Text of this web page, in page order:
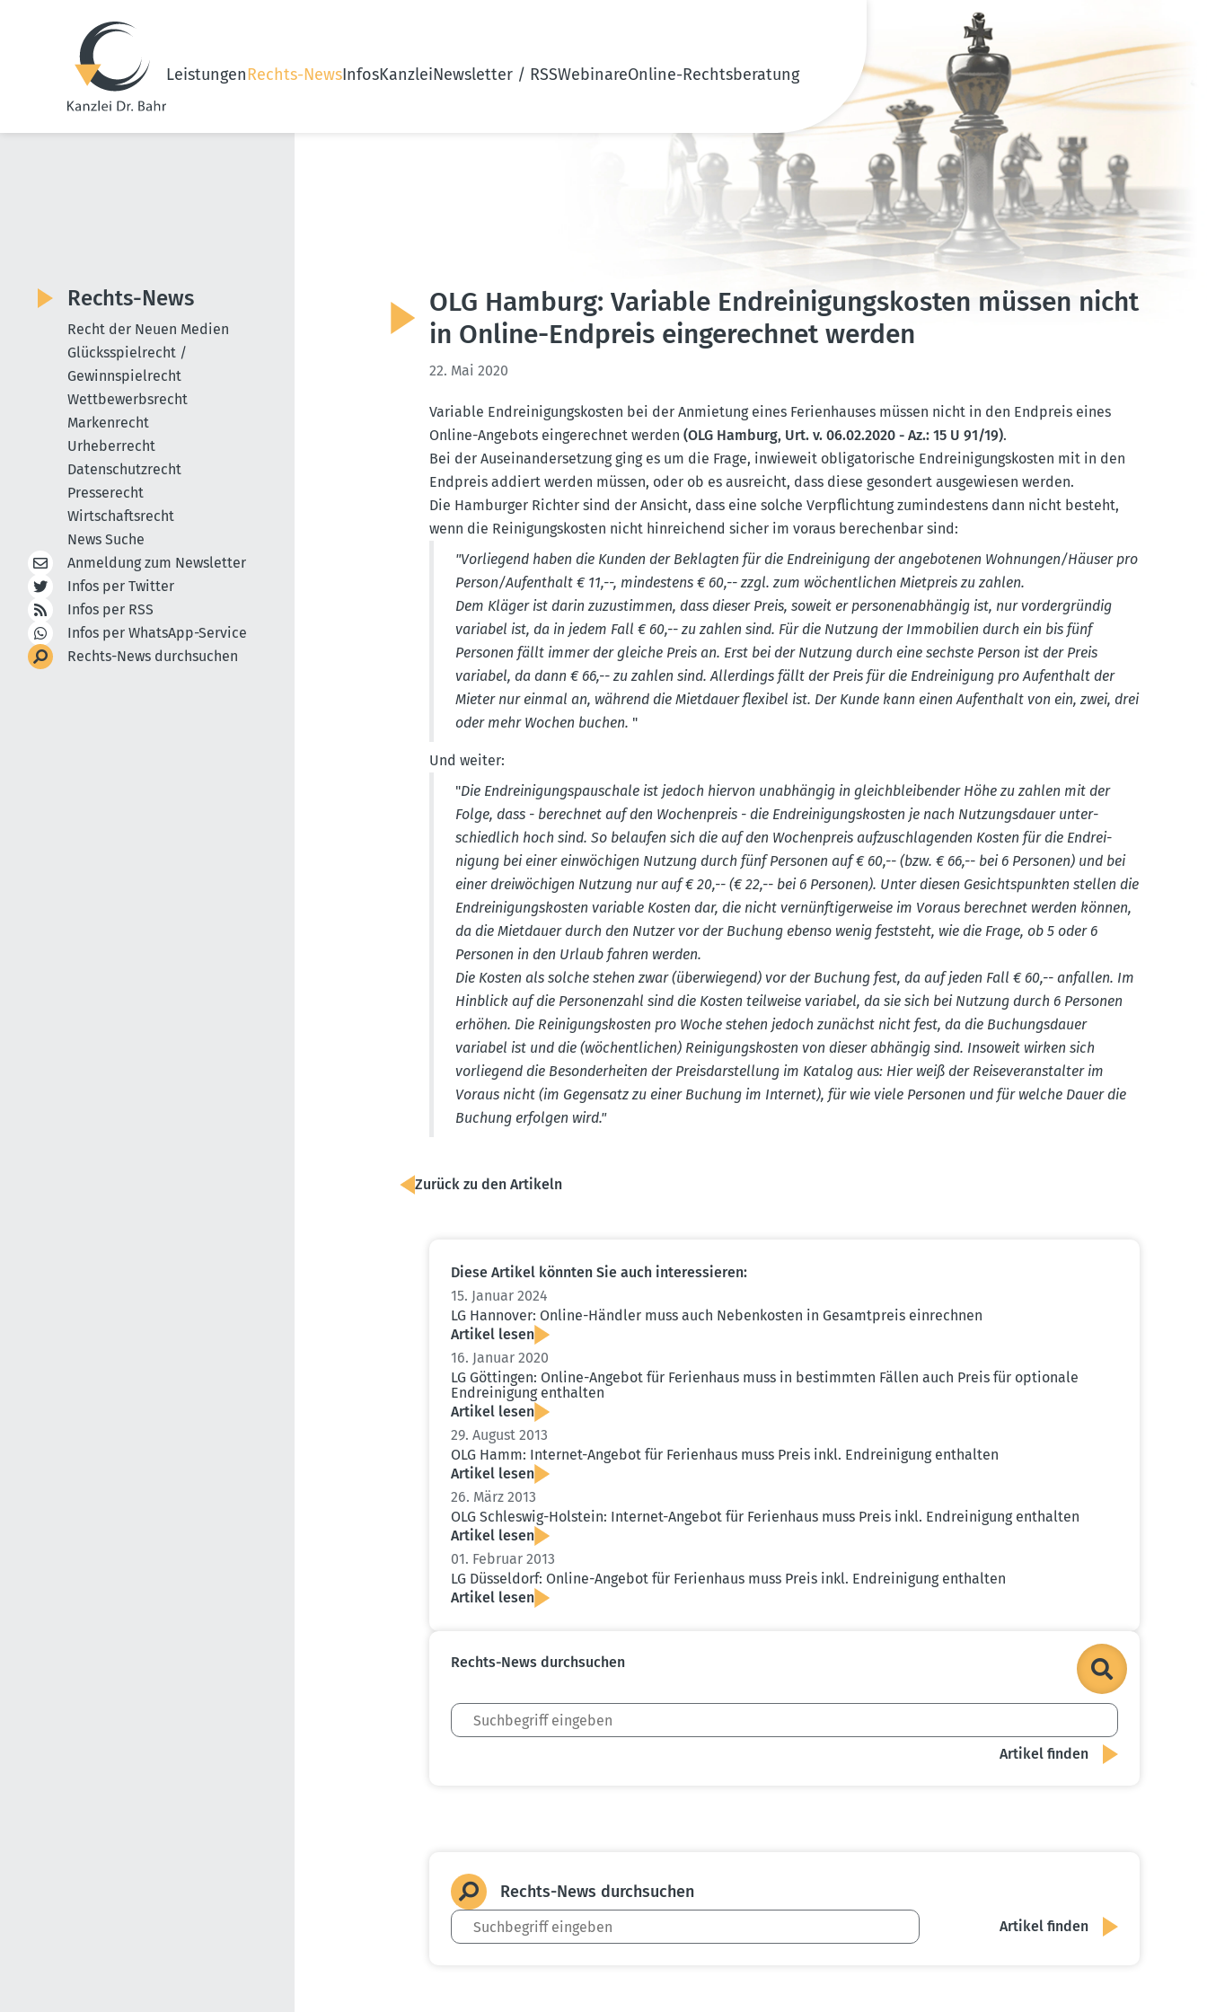
LeistungenRechts-NewsInfosKanzleiNewsletter / RSSWebinareOnline-Rechtsberatung
OLG Hamburg: Variable Endrei­ni­gungs­kosten müssen nicht
in Online-Endpreis einge­rechnet werden
22. Mai 2020
Variable Endrei­ni­gungs­kosten bei der Anmietung eines Ferien­hauses müssen nicht in den Endpreis eines
Online-Angebots einge­rechnet werden(OLG Hamburg, Urt. v. 06.02.2020 - Az.: 15 U 91/19).
Bei der Ausein­an­der­setzung ging es um die Frage, inwieweit obliga­to­rische Endrei­ni­gungs­kosten mit in den
Endpreis addiert werden müssen, oder ob es ausreicht, dass diese gesondert ausge­wiesen werden.
Die Hamburger Richter sind der Ansicht, dass eine solche Verpflichtung zumin­destens dann nicht besteht,
wenn die Reini­gungs­kosten nicht hinrei­chend sicher im voraus berechenbar sind:
"Vorliegend haben die Kunden der Beklagten für die Endrei­nigung der angebo­tenen Wohnungen/Häuser pro
Person/Aufenthalt € 11,--, mindestens € 60,-- zzgl. zum wöchent­lichen Mietpreis zu zahlen.
Dem Kläger ist darin zuzustimmen, dass dieser Preis, soweit er perso­nen­ab­hängig ist, nur vorder­gründig
variabel ist, da in jedem Fall € 60,-- zu zahlen sind. Für die Nutzung der Immobilien durch ein bis fünf
Personen fällt immer der gleiche Preis an. Erst bei der Nutzung durch eine sechste Person ist der Preis
variabel, da dann € 66,-- zu zahlen sind. Aller­dings fällt der Preis für die Endrei­nigung pro Aufenthalt der
Mieter nur einmal an, während die Mietdauer flexibel ist. Der Kunde kann einen Aufenthalt von ein, zwei, drei
oder mehr Wochen buchen. "
Und weiter:
"Die Endrei­ni­gungs­pau­schale ist jedoch hiervon unabhängig in gleich­blei­bender Höhe zu zahlen mit der
Folge, dass - berechnet auf den Wochen­preis - die Endrei­ni­gungs­kosten je nach Nutzungs­dauer unter­
schiedlich hoch sind. So belaufen sich die auf den Wochen­preis aufzu­schla­genden Kosten für die Endrei­
nigung bei einer einwö­chigen Nutzung durch fünf Personen auf € 60,-- (bzw. € 66,-- bei 6 Personen) und bei
einer dreiwö­chigen Nutzung nur auf € 20,-- (€ 22,-- bei 6 Personen). Unter diesen Gesichts­punkten stellen die
Endrei­ni­gungs­kosten variable Kosten dar, die nicht vernünf­ti­ger­weise im Voraus berechnet werden können,
da die Mietdauer durch den Nutzer vor der Buchung ebenso wenig feststeht, wie die Frage, ob 5 oder 6
Personen in den Urlaub fahren werden.
Die Kosten als solche stehen zwar (überwiegend) vor der Buchung fest, da auf jeden Fall € 60,-- anfallen. Im
Hinblick auf die Perso­nenzahl sind die Kosten teilweise variabel, da sie sich bei Nutzung durch 6 Personen
erhöhen. Die Reini­gungs­kosten pro Woche stehen jedoch zunächst nicht fest, da die Buchungs­dauer
variabel ist und die (wöchent­lichen) Reini­gungs­kosten von dieser abhängig sind. Insoweit wirken sich
vorliegend die Beson­der­heiten der Preis­dar­stellung im Katalog aus: Hier weiß der Reise­ver­an­stalter im
Voraus nicht (im Gegensatz zu einer Buchung im Internet), für wie viele Personen und für welche Dauer die
Buchung erfolgen wird."
Zurück zu den Artikeln
Diese Artikel könnten Sie auch inter­es­sieren:
15. Januar 2024
LG Hannover: Online-Händler muss auch Neben­kosten in Gesamt­preis einrechnen
Artikel lesen
16. Januar 2020
LG Göttingen: Online-Angebot für Ferienhaus muss in bestimmten Fällen auch Preis für optionale
Endrei­nigung enthalten
Artikel lesen
29. August 2013
OLG Hamm: Internet-Angebot für Ferienhaus muss Preis inkl. Endrei­nigung enthalten
Artikel lesen
26. März 2013
OLG Schleswig-Holstein: Internet-Angebot für Ferienhaus muss Preis inkl. Endrei­nigung enthalten
Artikel lesen
01. Februar 2013
LG Düsseldorf: Online-Angebot für Ferienhaus muss Preis inkl. Endrei­nigung enthalten
Artikel lesen
Rechts-News durch­suchen
Rechts-News durch­suchen
Rechts-News
Recht der Neuen Medien
Glücksspielrecht /
Gewinnspielrecht
Wettbewerbsrecht
Markenrecht
Urheberrecht
Datenschutzrecht
Presserecht
Wirtschaftsrecht
News Suche
Anmeldung zum Newsletter
Infos per Twitter
Infos per RSS
Infos per WhatsApp-Service
Rechts-News durchsuchen